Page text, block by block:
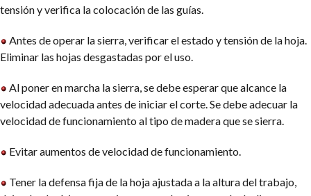
tensión y verifica la colocación de las guías.
Antes de operar la sierra, verificar el estado y tensión de la hoja.
Eliminar las hojas desgastadas por el uso.
Al poner en marcha la sierra, se debe esperar que alcance la
velocidad adecuada antes de iniciar el corte. Se debe adecuar la
velocidad de funcionamiento al tipo de madera que se sierra.
Evitar aumentos de velocidad de funcionamiento.
Tener la defensa fija de la hoja ajustada a la altura del trabajo,